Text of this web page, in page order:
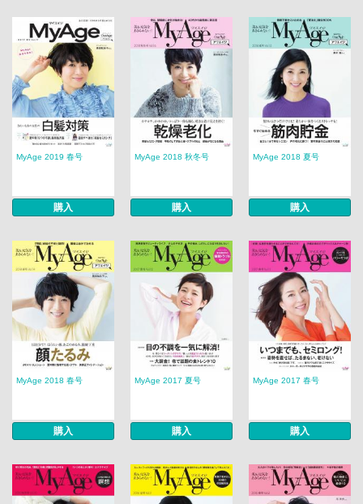
MyAge 2019 春号
購入
MyAge 2018 秋冬号
購入
MyAge 2018 夏号
購入
MyAge 2018 春号
購入
MyAge 2017 夏号
購入
MyAge 2017 春号
購入